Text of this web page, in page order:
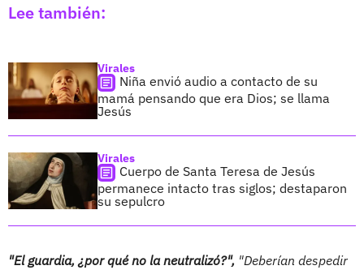
Lee también:
Virales
Niña envió audio a contacto de su
mamá pensando que era Dios; se llama
Jesús
Virales
Cuerpo de Santa Teresa de Jesús
permanece intacto tras siglos; destaparon
su sepulcro
"El guardia, ¿por qué no la neutralizó?", "Deberían despedir